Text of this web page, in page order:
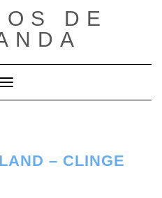
DE
Cambiar modo de navegación
– CLINGE